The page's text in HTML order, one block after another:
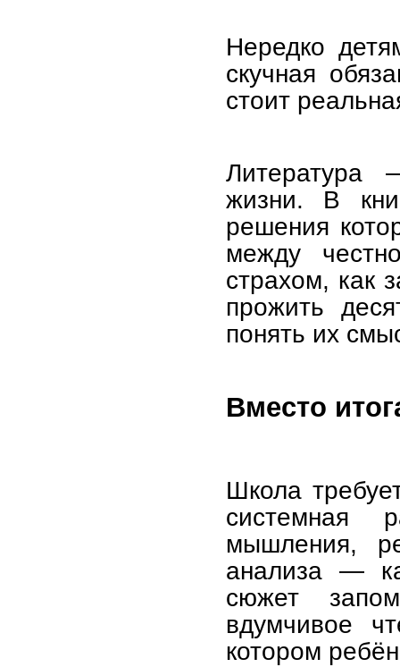
Нередко
скучная
стоит
Литература
жизни. В
решения
между
страхом, как
прожить
понять их
Вместо
Школа
системная
мышления,
анализа —
сюжет
вдумчивое
котором